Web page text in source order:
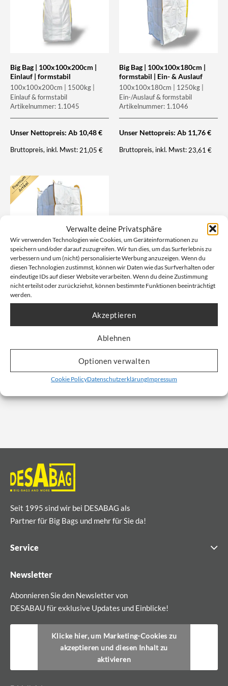
Verwalte deine Privatsphäre
Wir verwenden Technologien wie Cookies, um Geräteinformationen zu
speichern und/oder darauf zuzugreifen. Wir tun dies, um das Surferlebnis zu
verbessern und um (nicht) personalisierte Werbung anzuzeigen. Wenn du
diesen Technologien zustimmst, können wir Daten wie das Surfverhalten oder
eindeutige IDs auf dieser Website verarbeiten. Wenn du deine Zustimmung
nicht erteilst oder zurückziehst, können bestimmte Funktionen beeinträchtigt
werden.
Akzeptieren
Ablehnen
Optionen verwalten
Cookie PolicyDatenschutzerklärungImpressum
Big Bag | 100x100x200cm |
Einlauf | formstabil
100x100x200cm | 1500kg |
Einlauf & formstabil
Artikelnummer: 1.1045
Unser Nettopreis: Ab 10,48€
Bruttopreis, inkl. Mwst: 21,05€
Big Bag | 100x100x180cm |
formstabil | Ein- & Auslauf
100x100x180cm | 1250kg |
Ein-/Auslauf & formstabil
Artikelnummer: 1.1046
Unser Nettopreis: Ab 11,76€
Bruttopreis, inkl. Mwst: 23,61€
Big Bag | 100x100x200cm |
formstabil | Ein- & Auslauf
100x100x200cm | 1500kg |
Unser Nettopreis: Ab12,74€
25,59€
Seit 1995 sind wir bei DESABAG als
Partner für Big Bags und mehr für Sie da!
Service
Newsletter
Abonnieren Sie den Newsletter von
DESABAU für exklusive Updates und Einblicke!
Klicke hier, um Marketing-Cookies zu
akzeptieren und diesen Inhalt zu
aktivieren